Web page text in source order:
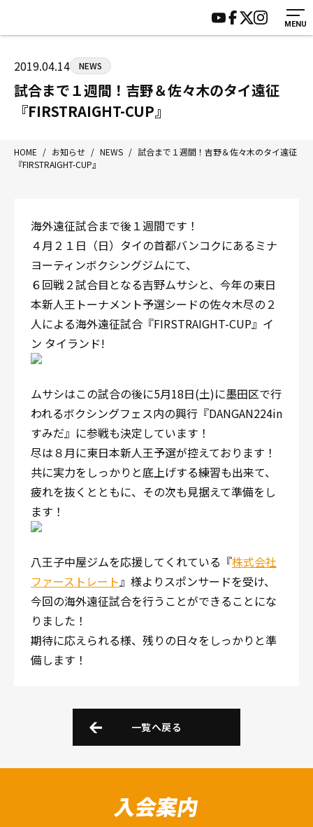
MENU
〒192-0072 東京都八王子市南町3-8 第2原嶋ビル1F
Tel/Fax：042-622-7222
営業時間：月〜土 14:00〜22:00 / 日・祝 14:00〜19:00
HOME
ジムについて
トレーニング
アマ・スパー各大会・キッズ
入会案内
見学・1日体験
施設紹介
会員様の声
サポーター募集
2019.04.14 NEWS
試合まで１週間！吉野＆佐々木のタイ遠征
『FIRSTRAIGHT-CUP』
HOME / お知らせ / NEWS / 試合まで１週間！吉野＆佐々木のタイ遠征
『FIRSTRAIGHT-CUP』
海外遠征試合まで後１週間です！
４月２１日（日）タイの首都バンコクにあるミナ
ヨーティンボクシングジムにて、
６回戦２試合目となる吉野ムサシと、今年の東日
本新人王トーナメント予選シードの佐々木尽の２
人による海外遠征試合『FIRSTRAIGHT-CUP』イ
ン タイランド!
ムサシはこの試合の後に5月18日(土)に墨田区で行
われるボクシングフェス内の興行『DANGAN224in
すみだ』に参戦も決定しています！
尽は８月に東日本新人王予選が控えております！
共に実力をしっかりと底上げする練習も出来て、
疲れを抜くとともに、その次も見据えて準備をし
ます！
八王子中屋ジムを応援してくれている『株式会社
ファーストレート』様よりスポンサードを受け、
今回の海外遠征試合を行うことができることにな
りました！
期待に応えられる様、残りの日々をしっかりと準
備します！
一覧へ戻る
入会案内